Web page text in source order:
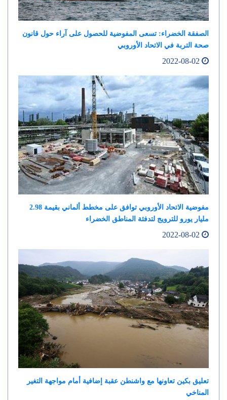
الصفقة الخضراء: تسعى المفوضية للحصول على آراء حول قانون
صحة التربة في الاتحاد الأوروبي
مفوضية الاتحاد الأوروبي توافق على مخطط ألماني بقيمة 2.98
مليار يورو للترويج لتدفئة المناطق الخضراء
تعليق بكين تعاونها مع واشنطن عقبة إضافية أمام مواجهة التغير
المناخي